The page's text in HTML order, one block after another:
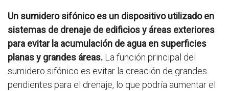
Un sumidero sifónico es un dispositivo utilizado en
sistemas de drenaje de edificios y áreas exteriores
para evitar la acumulación de agua en superficies
planas y grandes áreas. La función principal del
sumidero sifónico es evitar la creación de grandes
pendientes para el drenaje, lo que podría aumentar el